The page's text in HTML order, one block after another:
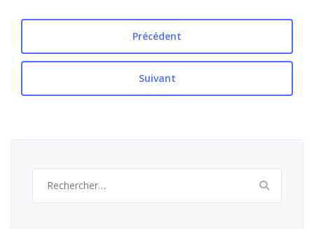
Précédent
Suivant